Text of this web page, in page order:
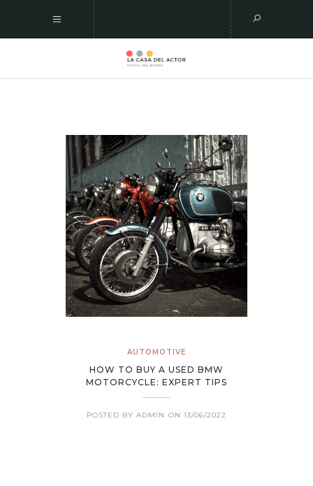
AUTOMOTIVE
HOW TO BUY A USED BMW
MOTORCYCLE: EXPERT TIPS
POSTED BY ADMIN ON 13/06/2022